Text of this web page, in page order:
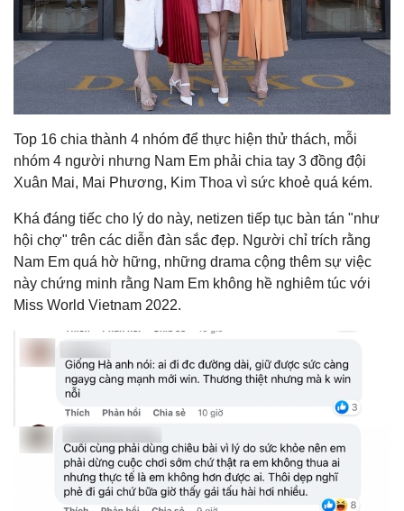
Top 16 chia thành 4 nhóm để thực hiện thử thách, mỗi
nhóm 4 người nhưng Nam Em phải chia tay 3 đồng đội
Xuân Mai, Mai Phương, Kim Thoa vì sức khoẻ quá kém.
Khá đáng tiếc cho lý do này, netizen tiếp tục bàn tán "như
hội chợ" trên các diễn đàn sắc đẹp. Người chỉ trích rằng
Nam Em quá hờ hững, những drama cộng thêm sự việc
này chứng minh rằng Nam Em không hề nghiêm túc với
Miss World Vietnam 2022.